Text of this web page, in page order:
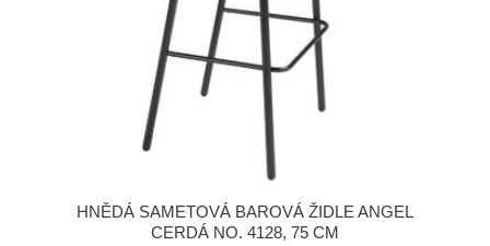
HNĚDÁ SAMETOVÁ BAROVÁ ŽIDLE ANGEL
CERDÁ NO. 4128, 75 CM